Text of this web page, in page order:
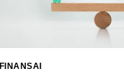
FINANSAI